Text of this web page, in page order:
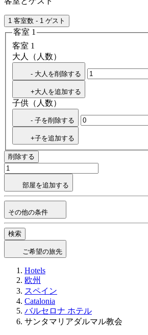
1 客室数 - 1 ゲスト
客室 1
客室 1
大人（人数）
- 大人を削除する
+大人を追加する
子供（人数）
- 子を削除する
+子を追加する
削除する
部屋を追加する
その他の条件
検索
ご希望の旅先
Hotels
欧州
スペイン
Catalonia
バルセロナ ホテル
サンタマリアダルマル教会